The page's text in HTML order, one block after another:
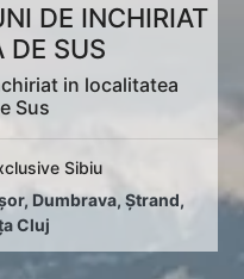
DE INCHIRIAT
DE SUS
in localitatea
Sus
Sibiu
,Dumbrava,Ștrand,
Cluj